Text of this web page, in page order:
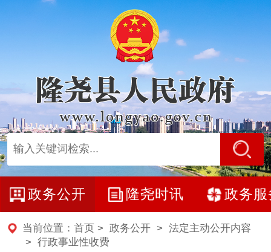
政务公开 隆尧时讯 政务服
当前位置： 首页 > 政务公开> 法定主动公开内容
> 行政事业性收费